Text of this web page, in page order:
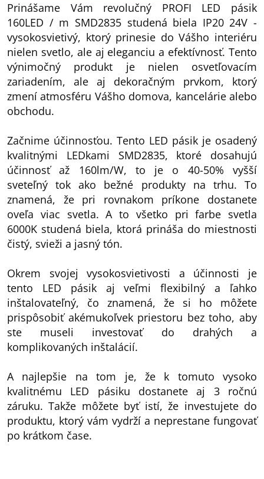
Prinášame Vám revolučný PROFI LED pásik
160LED / m SMD2835 studená biela IP20 24V -
vysokosvietivý, ktorý prinesie do Vášho interiéru
nielen svetlo, ale aj eleganciu a efektívnosť. Tento
výnimočný produkt je nielen osvetľovacím
zariadením, ale aj dekoračným prvkom, ktorý
zmení atmosféru Vášho domova, kancelárie alebo
obchodu.
Začnime účinnosťou. Tento LED pásik je osadený
kvalitnými LEDkami SMD2835, ktoré dosahujú
účinnosť až 160lm/W, to je o 40-50% vyšší
sveteľný tok ako bežné produkty na trhu. To
znamená, že pri rovnakom príkone dostanete
oveľa viac svetla. A to všetko pri farbe svetla
6000K studená biela, ktorá prináša do miestnosti
čistý, svieži a jasný tón.
Okrem svojej vysokosvietivosti a účinnosti je
tento LED pásik aj veľmi flexibilný a ľahko
inštalovateľný, čo znamená, že si ho môžete
prispôsobiť akémukoľvek priestoru bez toho, aby
ste museli investovať do drahých a
komplikovaných inštalácií.
A najlepšie na tom je, že k tomuto vysoko
kvalitnému LED pásiku dostanete aj 3 ročnú
záruku. Takže môžete byť istí, že investujete do
produktu, ktorý vám vydrží a neprestane fungovať
po krátkom čase.